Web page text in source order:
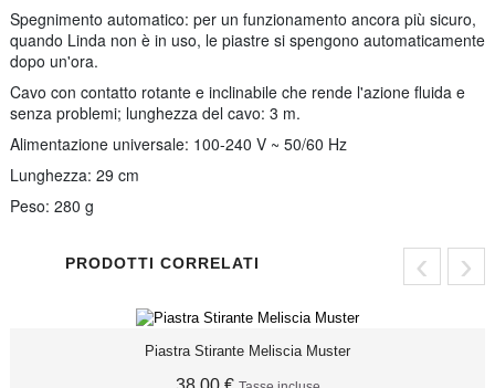
Spegnimento automatico: per un funzionamento ancora più sicuro,
quando Linda non è in uso, le piastre si spengono automaticamente
dopo un'ora.
Cavo con contatto rotante e inclinabile che rende l'azione fluida e
senza problemi; lunghezza del cavo: 3 m.
Alimentazione universale: 100-240 V ~ 50/60 Hz
Lunghezza: 29 cm
Peso: 280 g
PRODOTTI CORRELATI ‹ ›
Piastra Stirante Meliscia Muster